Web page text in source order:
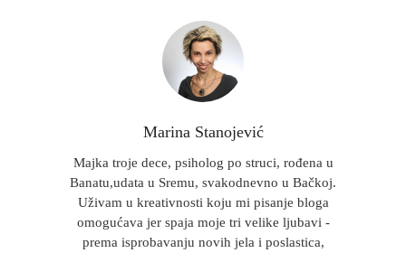
Marina Stanojević
Majka troje dece, psiholog po struci, rođena u
Banatu,udata u Sremu, svakodnevno u Bačkoj.
Uživam u kreativnosti koju mi pisanje bloga
omogućava jer spaja moje tri velike ljubavi -
prema isprobavanju novih jela i poslastica,